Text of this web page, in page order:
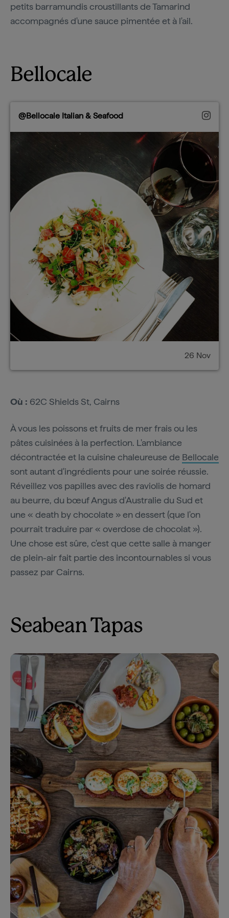
petits barramundis croustillants de Tamarind
accompagnés d'une sauce pimentée et à l'ail.
Bellocale
@Bellocale Italian & Seafood
26 Nov
Où : 62C Shields St, Cairns
À vous les poissons et fruits de mer frais ou les
pâtes cuisinées à la perfection. L'ambiance
décontractée et la cuisine chaleureuse de Bellocale
sont autant d'ingrédients pour une soirée réussie.
Réveillez vos papilles avec des raviolis de homard
au beurre, du bœuf Angus d'Australie du Sud et
une « death by chocolate » en dessert (que l'on
pourrait traduire par « overdose de chocolat »).
Une chose est sûre, c'est que cette salle à manger
de plein-air fait partie des incontournables si vous
passez par Cairns.
Seabean Tapas